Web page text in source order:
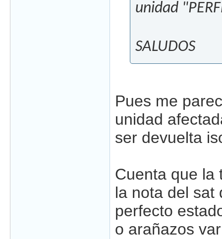
unidad
SALUDOS
Pues me
unidad
ser devuelta
Cuenta que la
la nota del sat
perfecto
o arañazos